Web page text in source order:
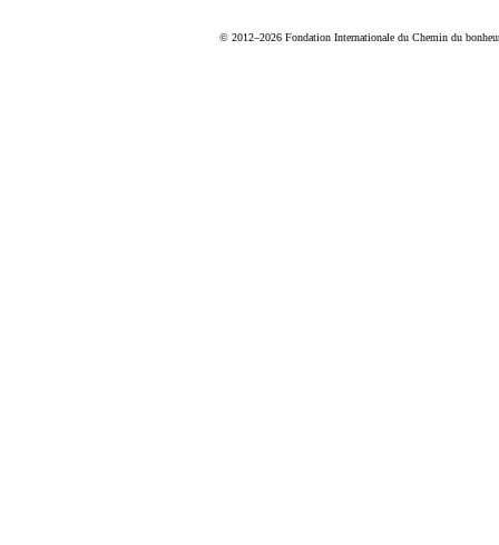
© 2012–2026 Fondation Internationale du Chemin du